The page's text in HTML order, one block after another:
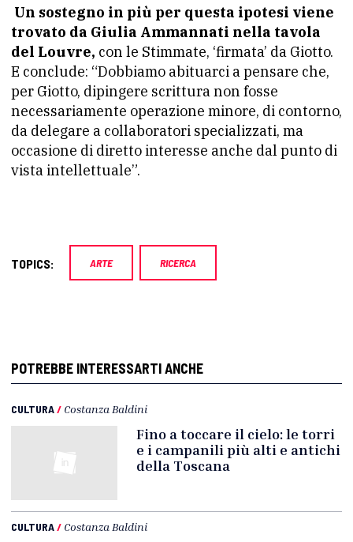
Un sostegno in più per questa ipotesi viene
trovato da Giulia Ammannati nella tavola
del Louvre, con le Stimmate, ‘firmata’ da Giotto.
E conclude: “Dobbiamo abituarci a pensare che,
per Giotto, dipingere scrittura non fosse
necessariamente operazione minore, di contorno,
da delegare a collaboratori specializzati, ma
occasione di diretto interesse anche dal punto di
vista intellettuale”.
TOPICS: ARTE RICERCA
POTREBBE INTERESSARTI ANCHE
CULTURA/ Costanza Baldini
Fino a toccare il cielo: le torri
e i campanili più alti e antichi
della Toscana
CULTURA/ Costanza Baldini